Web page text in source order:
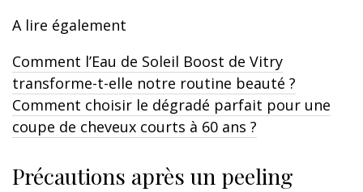
A lire également
Comment l’Eau de Soleil Boost de Vitry
transforme-t-elle notre routine beauté ?
Comment choisir le dégradé parfait pour une
coupe de cheveux courts à 60 ans ?
Précautions après un peeling